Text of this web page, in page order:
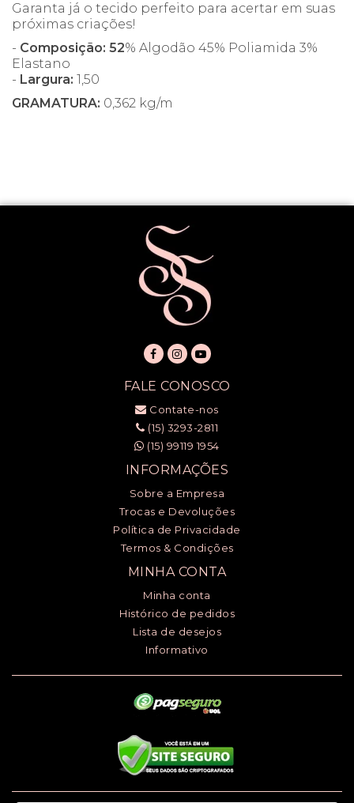
Garanta já o tecido perfeito para acertar em suas
próximas criações!
- Composição: 52% Algodão 45% Poliamida 3%
Elastano
- Largura: 1,50
GRAMATURA: 0,362 kg/m
FALE CONOSCO
Contate-nos
(15) 3293-2811
(15) 99119 1954
INFORMAÇÕES
Sobre a Empresa
Trocas e Devoluções
Política de Privacidade
Termos & Condições
MINHA CONTA
Minha conta
Histórico de pedidos
Lista de desejos
Informativo